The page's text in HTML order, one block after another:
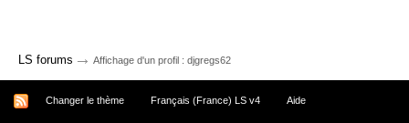
LS forums → Affichage d'un profil : djgregs62
Changer le thème Français (France) LS v4 Aide